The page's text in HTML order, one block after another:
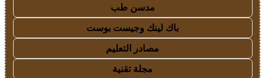
مدسن طب
باك لينك وجيست بوست
مصادر التعليم
مجلة تقنية